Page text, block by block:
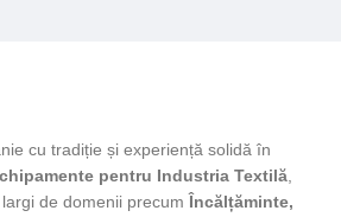
cu tradiție și experiență solidă în
pentru Industria Textilă
de domenii precum Încălțăminte,